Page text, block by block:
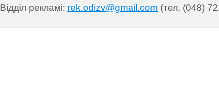
Відділ рекламі: rek.odizv@gmail.com (тел. (048)